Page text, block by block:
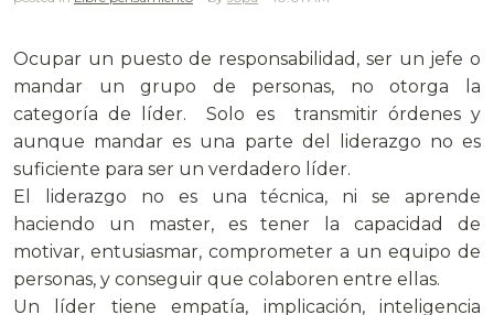
Ocupar un puesto de responsabilidad, ser un jefe o
mandar un grupo de personas, no otorga la
categoría de líder. Solo es transmitir órdenes y
aunque mandar es una parte del liderazgo no es
suficiente para ser un verdadero líder.
El liderazgo no es una técnica, ni se aprende
haciendo un master, es tener la capacidad de
motivar, entusiasmar, comprometer a un equipo de
personas, y conseguir que colaboren entre ellas.
Un líder tiene empatía, implicación, inteligencia